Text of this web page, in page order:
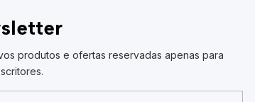
produtos e ofertas reservadas apenas para